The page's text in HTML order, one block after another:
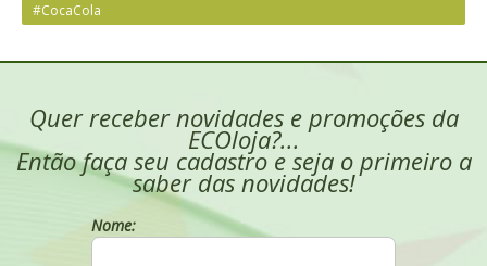
#CocaCola
Quer receber novidades e promoções da
ECOloja?...
Então faça seu cadastro e seja o primeiro a
saber das novidades!
Nome: